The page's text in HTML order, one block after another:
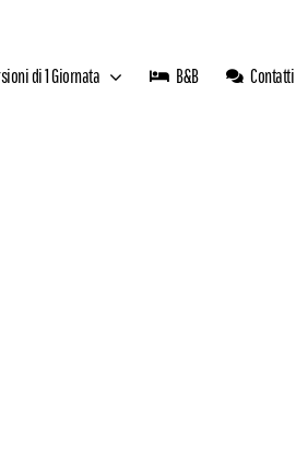
di 1 Giornata B&B Contatti